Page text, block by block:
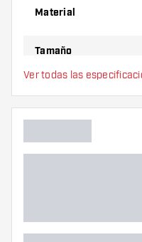
Material
Tamaño
Ver todas las